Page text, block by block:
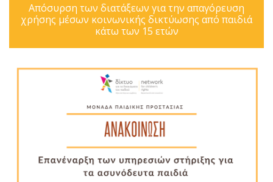
Απόσυρση των διατάξεων για την απαγόρευση
χρήσης μέσων κοινωνικής δικτύωσης από παιδιά
κάτω των 15 ετών